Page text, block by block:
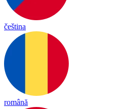
čeština
română